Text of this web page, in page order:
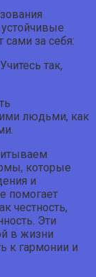
сами за себя:
так,
людьми, как
которые
и
помогает
честность,
Эти
в жизни
к гармонии и